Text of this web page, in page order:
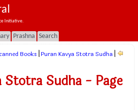
Initiative.
Prashna Search
Books Puran Kavya Stotra Sudha
Stotra Sudha - Page